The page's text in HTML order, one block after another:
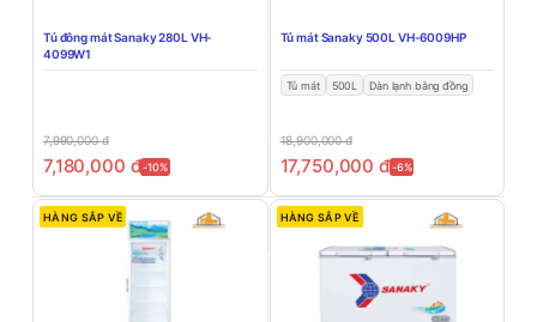
Tủ đông mát Sanaky 280L VH-
4099W1
7,990,000đ
7,180,000 đ-10%
Tủ mát Sanaky 500L VH-6009HP
Tủ mát 500L Dàn lạnh bằng đồng
18,900,000đ
17,750,000 đ-6%
HÀNG SẮP VỀ HÀNG SẮP VỀ